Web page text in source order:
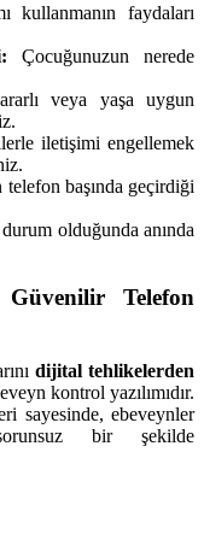
faydaları
Çocuğunuzun nerede
veya yaşa uygun
iletişimi engellemek
başında geçirdiği
olduğunda anında
Telefon
dijital tehlikelerden
kontrol yazılımıdır.
sayesinde, ebeveynler
bir şekilde